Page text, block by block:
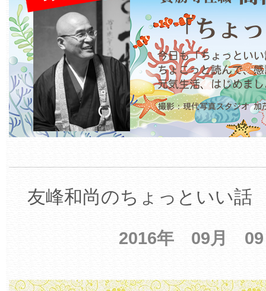
友峰和尚のちょっといい話
2016年 09月